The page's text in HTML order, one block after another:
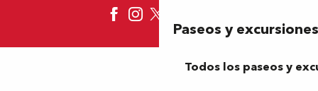
Paseos y excursiones
Todos los paseos y